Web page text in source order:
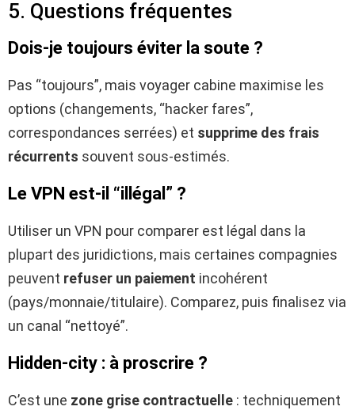
5. Questions fréquentes
Dois-je toujours éviter la soute ?
Pas “toujours”, mais voyager cabine maximise les
options (changements, “hacker fares”,
correspondances serrées) et supprime des frais
récurrents souvent sous-estimés.
Le VPN est-il “illégal” ?
Utiliser un VPN pour comparer est légal dans la
plupart des juridictions, mais certaines compagnies
peuvent refuser un paiement incohérent
(pays/monnaie/titulaire). Comparez, puis finalisez via
un canal “nettoyé”.
Hidden-city : à proscrire ?
C’est une zone grise contractuelle : techniquement